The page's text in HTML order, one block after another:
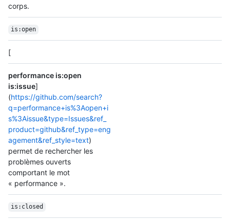
corps.
is:open
[
performance is:open
is:issue]
(https://github.com/search?
q=performance+is%3Aopen+i
s%3Aissue&type=Issues&ref_
product=github&ref_type=eng
agement&ref_style=text)
permet de rechercher les
problèmes ouverts
comportant le mot
« performance ».
is:closed